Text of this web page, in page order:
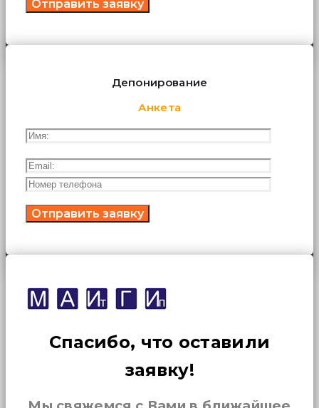
Депонирование
Анкета
Спасибо, что оставили
заявку!